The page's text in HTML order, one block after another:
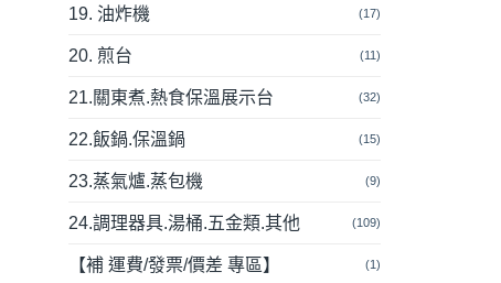
19. 油炸機 (17)
20. 煎台 (11)
21.關東煮.熱食保溫展示台 (32)
22.飯鍋.保溫鍋 (15)
23.蒸氣爐.蒸包機 (9)
24.調理器具.湯桶.五金類.其他 (109)
【補 運費/發票/價差 專區】 (1)